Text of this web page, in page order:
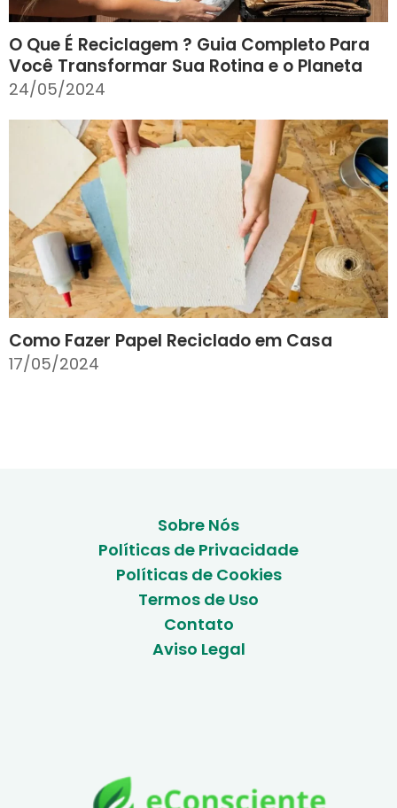
O Que É Reciclagem ? Guia Completo Para
Você Transformar Sua Rotina e o Planeta
24/05/2024
Como Fazer Papel Reciclado em Casa
17/05/2024
Sobre Nós
Políticas de Privacidade
Políticas de Cookies
Termos de Uso
Contato
Aviso Legal